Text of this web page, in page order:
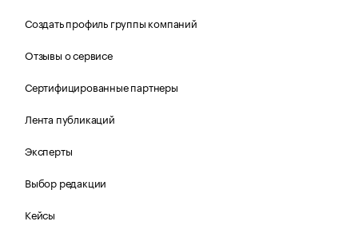
Создать профиль группы компаний
Отзывы о сервисе
Сертифицированные партнеры
Лента публикаций
Эксперты
Выбор редакции
Кейсы